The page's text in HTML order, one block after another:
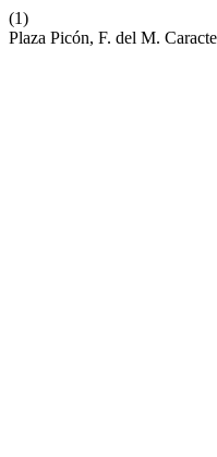
(1)
Plaza Picón, F. del M.